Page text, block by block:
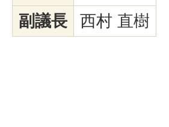
副議長
西村 直樹